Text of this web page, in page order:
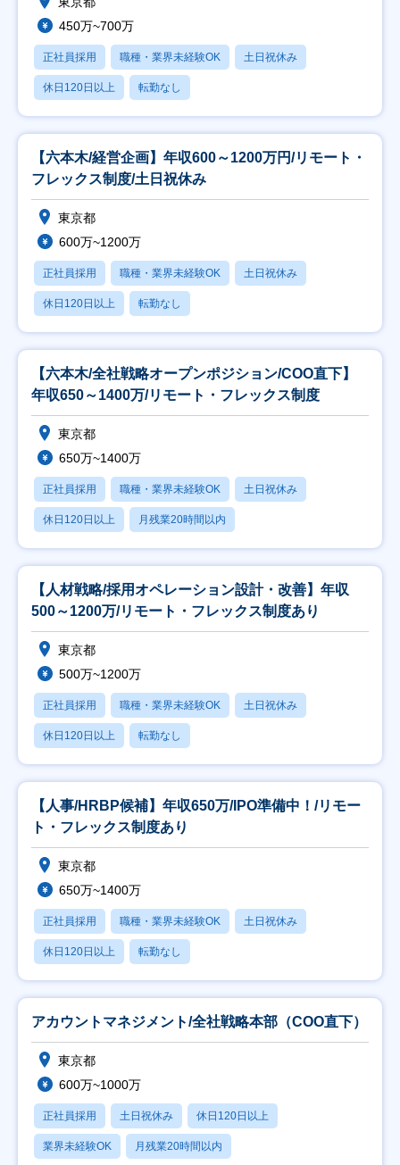
450万~700万
正社員採用 職種・業界未経験OK 土日祝休み
休日120日以上 転勤なし
【六本木/経営企画】年収600～1200万円/リモート・
フレックス制度/土日祝休み
東京都
600万~1200万
正社員採用 職種・業界未経験OK 土日祝休み
休日120日以上 転勤なし
【六本木/全社戦略オープンポジション/COO直下】
年収650～1400万/リモート・フレックス制度
東京都
650万~1400万
正社員採用 職種・業界未経験OK 土日祝休み
休日120日以上 月残業20時間以内
【人材戦略/採用オペレーション設計・改善】年収
500～1200万/リモート・フレックス制度あり
東京都
500万~1200万
正社員採用 職種・業界未経験OK 土日祝休み
休日120日以上 転勤なし
【人事/HRBP候補】年収650万/IPO準備中！/リモー
ト・フレックス制度あり
東京都
650万~1400万
正社員採用 職種・業界未経験OK 土日祝休み
休日120日以上 転勤なし
アカウントマネジメント/全社戦略本部（COO直下）
東京都
600万~1000万
正社員採用 土日祝休み 休日120日以上
業界未経験OK 月残業20時間以内